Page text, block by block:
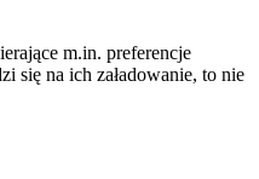
m.in. preferencje
się na ich załadowanie, to nie